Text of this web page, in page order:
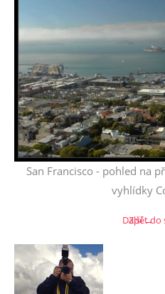
San Francisco - pohled na
vyhlídky
Další →
Zpět do